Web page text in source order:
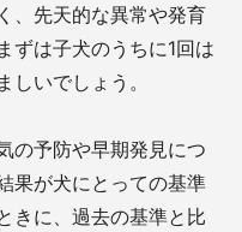
、先天的な異常や発育
ずは子犬のうちに1回は
いでしょう。
の予防や早期発見につ
果が犬にとっての基準
きに、過去の基準と比